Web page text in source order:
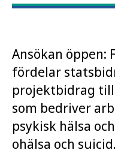
Ansökan öppen:
fördelar
projektbidrag
som bedriver
psykisk hälsa
ohälsa och suicid.